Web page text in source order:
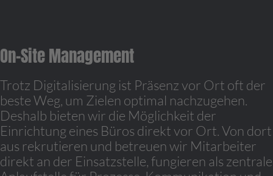
On-Site Management
Trotz Digitalisierung ist Präsenz vor Ort oft der
beste Weg, um Zielen optimal nachzugehen.
Deshalb bieten wir die Möglichkeit der
Einrichtung eines Büros direkt vor Ort. Von dort
aus rekrutieren und betreuen wir Mitarbeiter
direkt an der Einsatzstelle, fungieren als zentrale